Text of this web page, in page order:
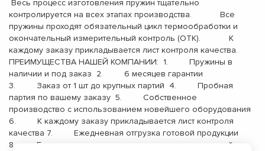
Весь процесс изготовления пружин тщательно
контролируется на всех этапах производства. Все
пружины проходят обязательный цикл термообработки и
окончательный измерительный контроль (ОТК). К
каждому заказу прикладывается лист контроля качества.
ПРЕИМУЩЕСТВА НАШЕЙ КОМПАНИИ: 1. Пружины в
наличии и под заказ 2. 6 месяцев гарантии
3. Заказ от 1 шт до крупных партий 4. Пробная
партия по вашему заказу 5. Собственное
производство с использованием новейшего оборудования
6. К каждому заказу прикладывается лист контроля
качества 7. Ежедневная отгрузка готовой продукции
8. Бесплатная доставка до терминала транспортной